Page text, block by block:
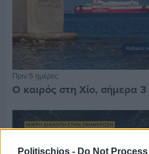
Politischios - Do Not
Πριν 5 ημέρες
Ο καιρός στη Χίο, σήμερα